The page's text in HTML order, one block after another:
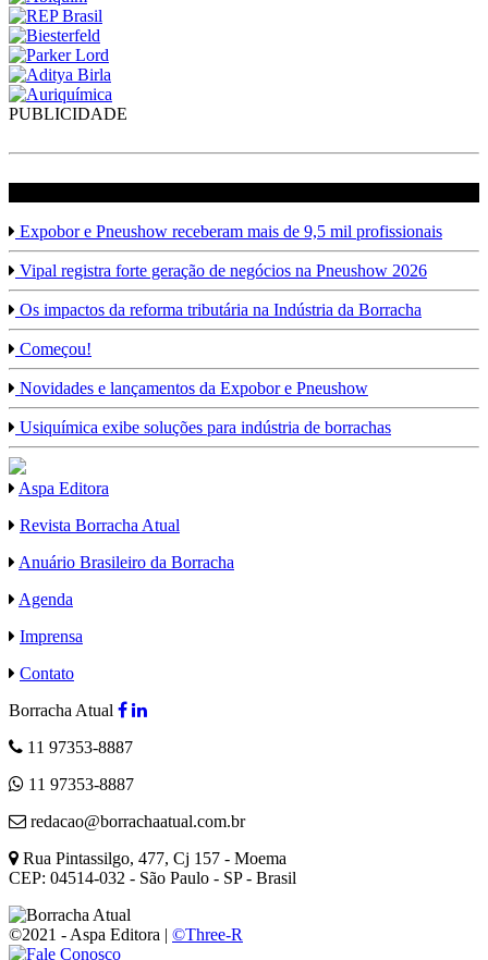
PUBLICIDADE
Expobor e Pneushow receberam mais de 9,5 mil profissionais
Vipal registra forte geração de negócios na Pneushow 2026
Os impactos da reforma tributária na Indústria da Borracha
Começou!
Novidades e lançamentos da Expobor e Pneushow
Usiquímica exibe soluções para indústria de borrachas
Aspa Editora
Revista Borracha Atual
Anuário Brasileiro da Borracha
Agenda
Imprensa
Contato
Borracha Atual
11 97353-8887
11 97353-8887
redacao@borrachaatual.com.br
Rua Pintassilgo, 477, Cj 157 - Moema
CEP: 04514-032 - São Paulo - SP - Brasil
©2021 - Aspa Editora | ©Three-R